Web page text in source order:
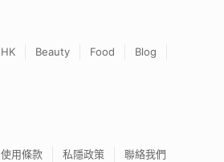
HK Beauty Food
Blog
使用條款 私隱政策 聯絡我們